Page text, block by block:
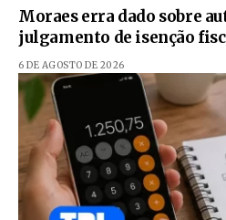
Moraes erra dado sobre
julgamento de isenção
6 DE AGOSTO DE 2026